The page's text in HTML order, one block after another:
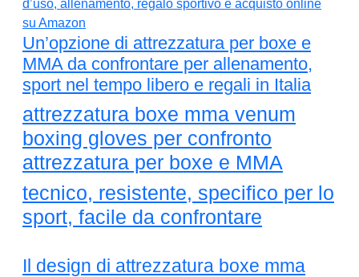
Un’opzione di attrezzatura per boxe e
MMA da confrontare per allenamento,
sport nel tempo libero e regali in Italia
attrezzatura boxe mma venum
boxing gloves per confronto
attrezzatura per boxe e MMA
tecnico, resistente, specifico per lo
sport, facile da confrontare
Il design di attrezzatura boxe mma